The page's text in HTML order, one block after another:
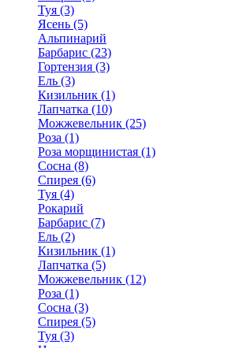
Туя (3)
Ясень (5)
Альпинарий
Барбарис (23)
Гортензия (3)
Ель (3)
Кизильник (1)
Лапчатка (10)
Можжевельник (25)
Роза (1)
Роза морщинистая (1)
Сосна (8)
Спирея (6)
Туя (4)
Рокарий
Барбарис (7)
Ель (2)
Кизильник (1)
Лапчатка (5)
Можжевельник (12)
Роза (1)
Сосна (3)
Спирея (5)
Туя (3)